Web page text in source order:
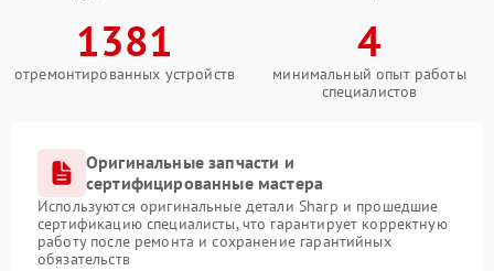
1381
отремонтированных устройств
4
минимальный опыт работы
специалистов
Оригинальные запчасти и
сертифицированные мастера
Используются оригинальные детали Sharp и прошедшие
сертификацию специалисты, что гарантирует корректную
работу после ремонта и сохранение гарантийных
обязательств